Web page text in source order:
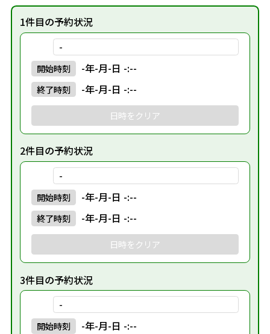
1件目の予約状況
-
開始時刻 -年-月-日 -:--
終了時刻 -年-月-日 -:--
日時をクリア
2件目の予約状況
-
開始時刻 -年-月-日 -:--
終了時刻 -年-月-日 -:--
日時をクリア
3件目の予約状況
-
開始時刻 -年-月-日 -:--